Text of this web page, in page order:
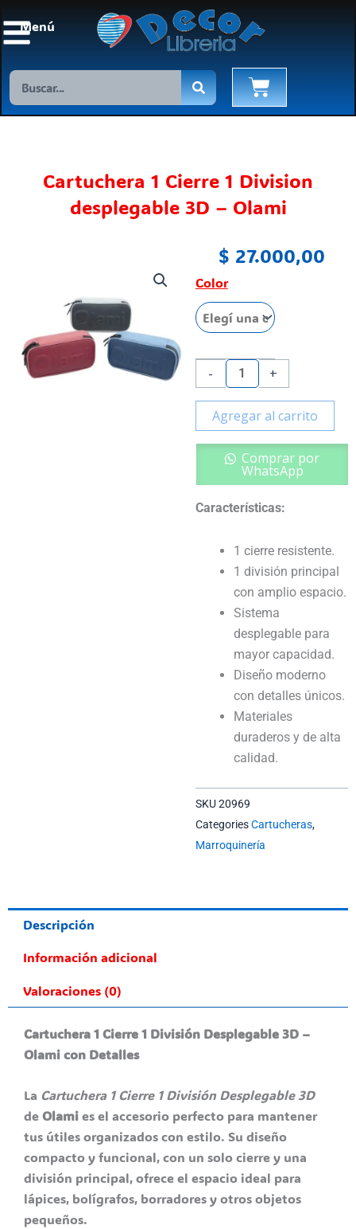
al
Menú
Search Cart
Cartuchera 1 Cierre 1 Division
desplegable 3D – Olami
$ 27.000,00
Características:
1 cierre resistente.
1 división principal
con amplio espacio.
Sistema
desplegable para
mayor capacidad.
Diseño moderno
con detalles únicos.
Materiales
duraderos y de alta
calidad.
Color
-
Cartuchera
Cierre
Division
desplegable
3D
Olami
cantidad
+
Agregar al carrito
Comprar por
WhatsApp
SKU20969
CategoriesCartucheras,
Marroquinería
Descripción
Información adicional
Valoraciones (0)
Cartuchera 1 Cierre 1 División Desplegable 3D –
Olami con Detalles
La Cartuchera 1 Cierre 1 División Desplegable 3D
deOlamies el accesorio perfecto para mantener
tus útiles organizados con estilo. Su diseño
compacto y funcional, con un solo cierre y una
división principal, ofrece el espacio ideal para
lápices, bolígrafos, borradores y otros objetos
pequeños.